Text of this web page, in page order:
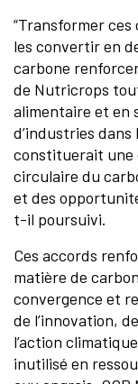
“Transformer
les convertir en
carbone
de Nutricrops
alimentaire et en
d’industries
constituerait une
circulaire du
et des
t-il poursuivi.
Ces accords
matière de
convergence et
de l’innovation,
l’action
inutilisé en